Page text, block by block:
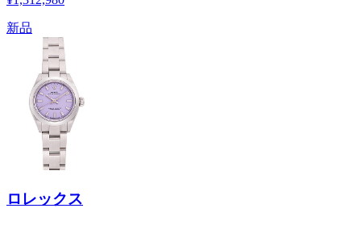
新品
ロレックス